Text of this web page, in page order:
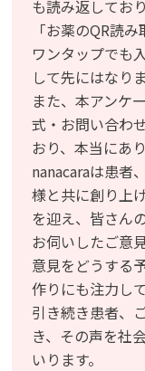
も読み返しており
「お薬のQR読
ワンタップでも
して先にはなり
また、本アンケ
式・お問い合わ
おり、本当にあ
nanacaraは患者
様と共に創り上
を迎え、皆さん
お伺いしたご意
意見をどうする
作りにも注力し
引き続き患者、
き、その声を社
いります。